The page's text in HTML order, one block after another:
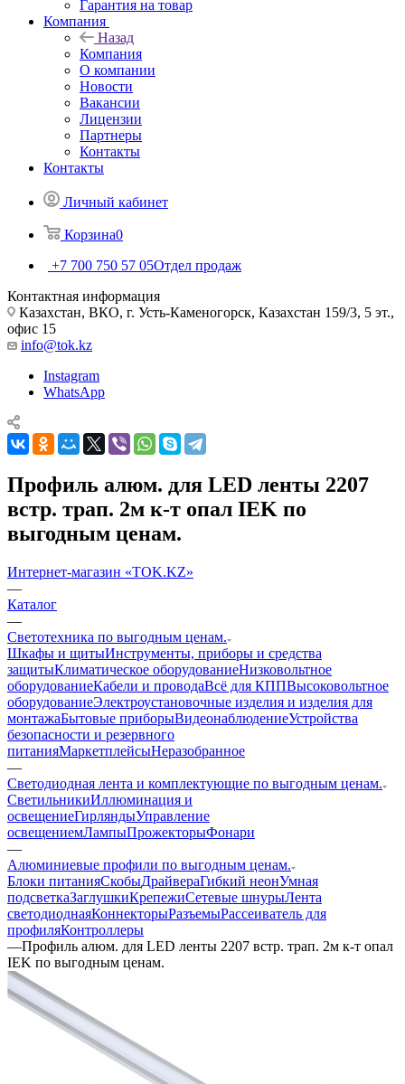
Гарантия на товар
Компания
Назад
Компания
О компании
Новости
Вакансии
Лицензии
Партнеры
Контакты
Контакты
Личный кабинет
Корзина0
+7 700 750 57 05Отдел продаж
Контактная информация
Казахстан, ВКО, г. Усть-Каменогорск, Казахстан 159/3, 5 эт.,
офис 15
info@tok.kz
Instagram
WhatsApp
Профиль алюм. для LED ленты 2207
встр. трап. 2м к-т опал IEK по
выгодным ценам.
Интернет-магазин «TOK.KZ»
—
Каталог
—
Светотехника по выгодным ценам.
Шкафы и щитыИнструменты, приборы и средства
защитыКлиматическое оборудованиеНизковольтное
оборудованиеКабели и проводаВсё для КППВысоковольтное
оборудованиеЭлектроустановочные изделия и изделия для
монтажаБытовые приборыВидеонаблюдениеУстройства
безопасности и резервного
питанияМаркетплейсыНеразобранное
—
Светодиодная лента и комплектующие по выгодным ценам.
СветильникиИллюминация и
освещениеГирляндыУправление
освещениемЛампыПрожекторыФонари
—
Алюминиевые профили по выгодным ценам.
Блоки питанияСкобыДрайвераГибкий неонУмная
подсветкаЗаглушкиКрепежиСетевые шнурыЛента
светодиоднаяКоннекторыРазъемыРассеиватель для
профиляКонтроллеры
—Профиль алюм. для LED ленты 2207 встр. трап. 2м к-т опал
IEK по выгодным ценам.